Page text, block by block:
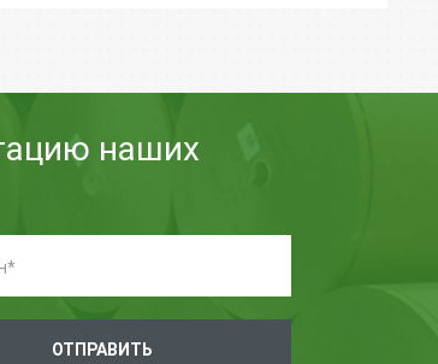
наших
ОТПРАВИТЬ